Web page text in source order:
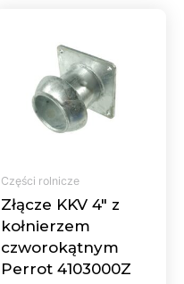
Części rolnicze
Złącze KKV 4″ z
kołnierzem
czworokątnym
Perrot 4103000Z